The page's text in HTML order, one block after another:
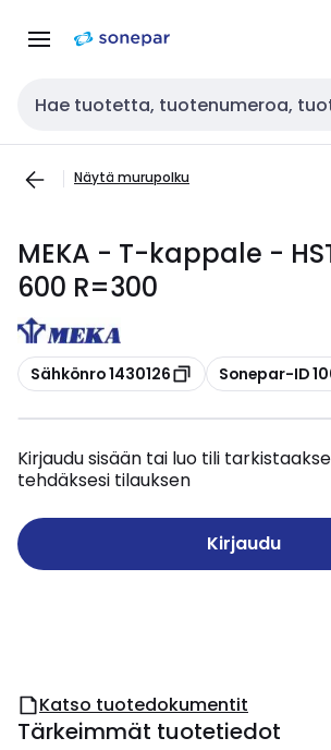
navigointiinsisältöön
Haku
Näytä murupolku
MEKA - T-kappale -
600 R=300
Kopioi
Sähkönro 1430126 Kopioi
Sonepar-ID
Kirjaudu sisään tai luo tili
tehdäksesi tilauksen
Kirjaudu
Katso tuotedokumentit
Tärkeimmät tuotetiedot